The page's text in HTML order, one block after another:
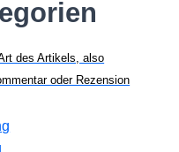
des Artikels, also
oder Rezension